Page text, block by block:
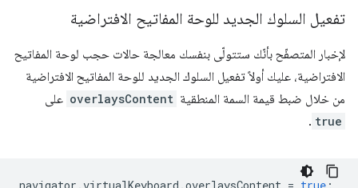
تفعيل السلوك الجديد للوحة المفاتيح الافتراضية
لإخبار المتصفّح بأنّك ستتولّى بنفسك معالجة حالات حجب لوحة المفاتيح
الافتراضية، عليك أولاً تفعيل السلوك الجديد للوحة المفاتيح الافتراضية
من خلال ضبط قيمة السمة المنطقية overlaysContent على
true
.